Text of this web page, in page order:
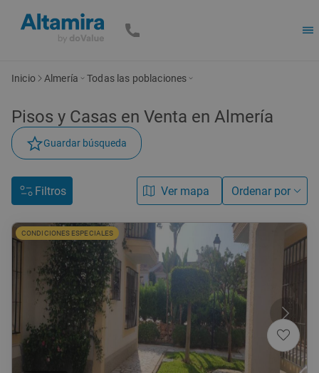
Inicio Almería Todas las poblaciones
Pisos y Casas en Venta en Almería
Guardar búsqueda
Filtros Ver mapa Ordenar por
CONDICIONES ESPECIALES